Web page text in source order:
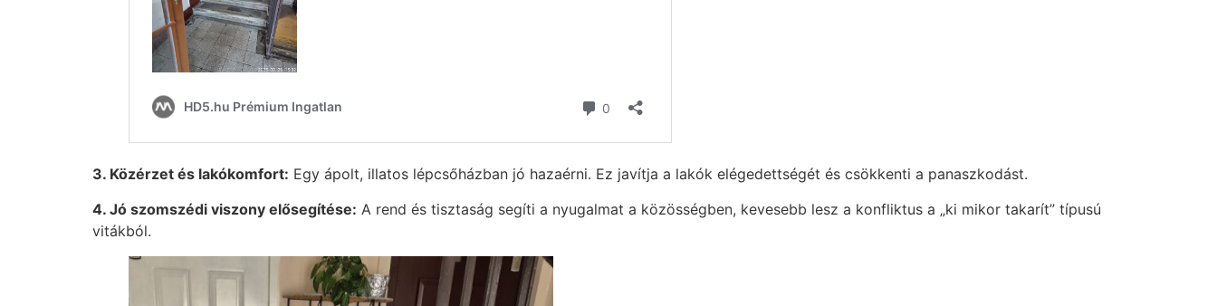
3. Közérzet és lakókomfort: Egy ápolt, illatos lépcsőházban jó hazaérni. Ez javítja a lakók elégedettségét és csökkenti a panaszkodást.
4. Jó szomszédi viszony elősegítése: A rend és tisztaság segíti a nyugalmat a közösségben, kevesebb lesz a konfliktus a „ki mikor takarít” típusú
vitákból.